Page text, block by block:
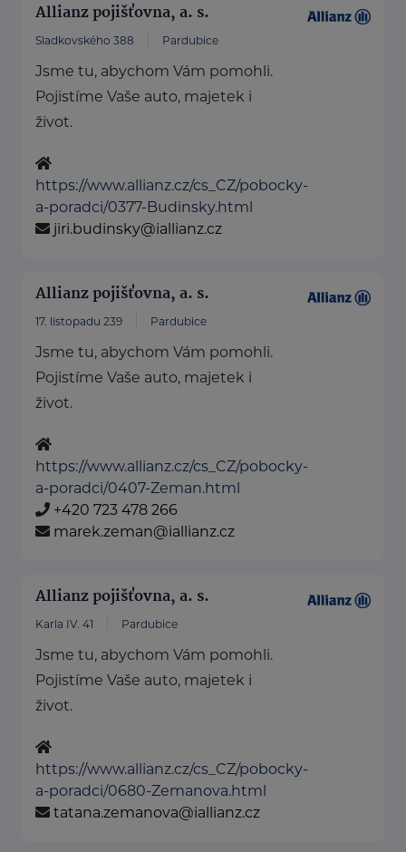
Allianz pojišťovna, a. s.
Sladkovského 388 Pardubice
Jsme tu, abychom Vám pomohli.
Pojistíme Vaše auto, majetek i
život.
https://www.allianz.cz/cs_CZ/pobocky-
a-poradci/0377-Budinsky.html
jiri.budinsky@iallianz.cz
Allianz pojišťovna, a. s.
17. listopadu 239 Pardubice
Jsme tu, abychom Vám pomohli.
Pojistíme Vaše auto, majetek i
život.
https://www.allianz.cz/cs_CZ/pobocky-
a-poradci/0407-Zeman.html
+420 723 478 266
marek.zeman@iallianz.cz
Allianz pojišťovna, a. s.
Karla IV. 41 Pardubice
Jsme tu, abychom Vám pomohli.
Pojistíme Vaše auto, majetek i
život.
https://www.allianz.cz/cs_CZ/pobocky-
a-poradci/0680-Zemanova.html
tatana.zemanova@iallianz.cz